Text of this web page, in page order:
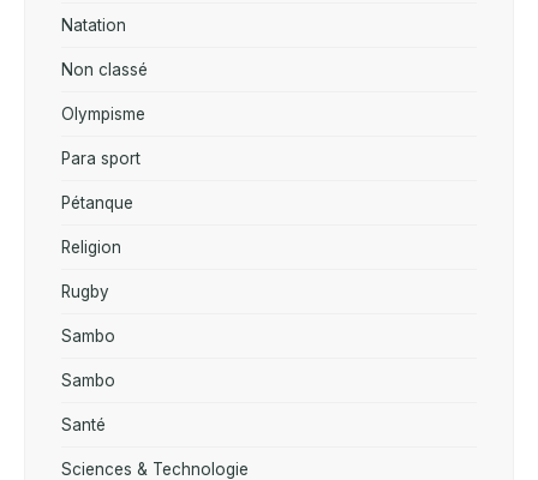
Natation
Non classé
Olympisme
Para sport
Pétanque
Religion
Rugby
Sambo
Sambo
Santé
Sciences & Technologie